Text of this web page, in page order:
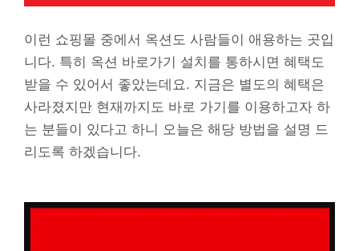
이런 쇼핑몰 중에서 옥션도 사람들이 애용하는 곳입
니다. 특히 옥션 바로가기 설치를 통하시면 혜택도
받을 수 있어서 좋았는데요. 지금은 별도의 혜택은
사라졌지만 현재까지도 바로 가기를 이용하고자 하
는 분들이 있다고 하니 오늘은 해당 방법을 설명 드
리도록 하겠습니다.